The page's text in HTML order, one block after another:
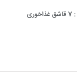
مواد لازم: شیر : 4 فنجان (یا 1 لیتر) نشاسته ذرت : 7 قاشق غذاخوری